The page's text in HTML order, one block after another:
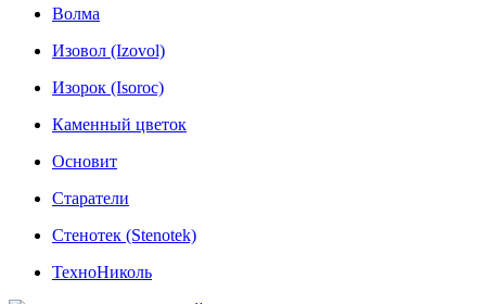
Волма
Изовол (Izovol)
Изорок (Isoroc)
Каменный цветок
Основит
Старатели
Стенотек (Stenotek)
ТехноНиколь